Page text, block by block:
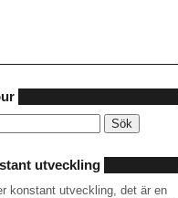
utveckling
konstant utveckling, det är en